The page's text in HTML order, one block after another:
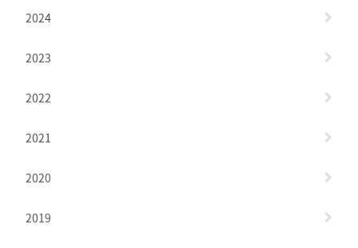
2024
2023
2022
2021
2020
2019